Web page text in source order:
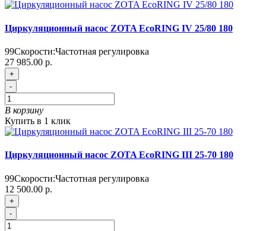
Циркуляционный насос ZOTA EcoRING IV 25/80 180
99Скорости:Частотная регулировка
27 985.00 р.
+
-
В корзину
Купить в 1 клик
Циркуляционный насос ZOTA EcoRING III 25-70 180
99Скорости:Частотная регулировка
12 500.00 р.
+
-